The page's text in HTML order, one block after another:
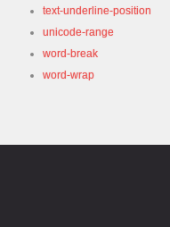
text-underline-position
unicode-range
word-break
word-wrap